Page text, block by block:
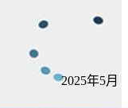
2025年5月